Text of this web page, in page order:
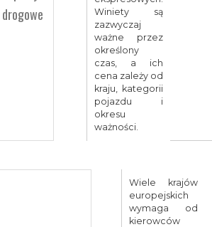
drogowe
Winiety są
zazwyczaj
ważne przez
określony
czas, a ich
cena zależy od
kraju, kategorii
pojazdu i
okresu
ważności.
Wiele krajów
europejskich
wymaga od
kierowców